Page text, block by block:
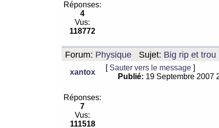
Réponses:
4
Vus:
118772
Forum: Physique Sujet: Big rip et trou
xantox
[ Sauter vers le message ]
Publié: 19 Septembre 2007
Réponses:
7
Vus:
111518